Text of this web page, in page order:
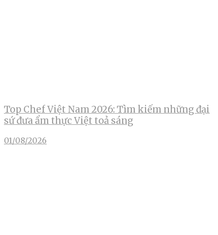
Top Chef Việt Nam 2026: Tìm kiếm những đại
sứ đưa ẩm thực Việt toả sáng
01/08/2026